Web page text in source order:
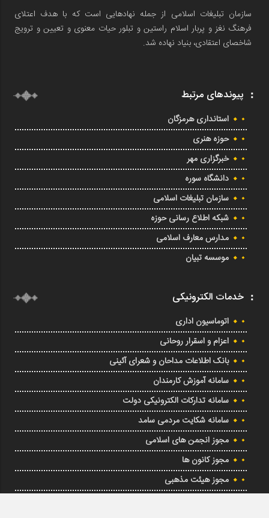
سازمان تبلیغات اسلامی از جمله نهادهایی است که با هدف اعتلای
فرهنگ نغز و پربار اسلام راستین و تبلور حیات معنوی و تعیین و ترویج
شاخصای اعتقادی، بنیاد نهاده شد.
پیوندهای مرتبط
استانداری هرمزگان
حوزه هنری
خبرگزاری مهر
دانشگاه سوره
سازمان تبلیغات اسلامی
شبکه اطلاع رسانی حوزه
مدارس معارف اسلامی
موسسه تبیان
خدمات الکترونیکی
اتوماسیون اداری
اعزام و اسقرار روحانی
بانک اطلاعات مداحان و شعرای آئینی
سامانه آموزش کارمندان
سامانه تدارکات الکترونیکی دولت
سامانه شکایت مردمی سامد
مجوز انجمن های اسلامی
مجوز کانون ها
مجوز هیئت مذهبی